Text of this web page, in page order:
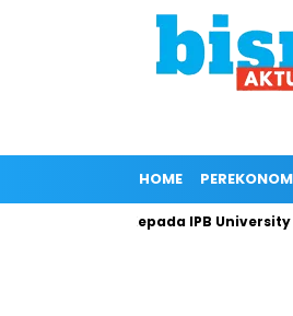
HOME
Dukungan Kepada IPB University